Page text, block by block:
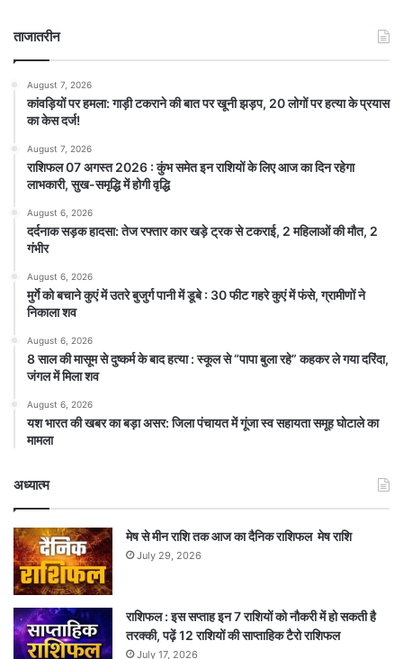
ताजातरीन
August 7, 2026
कांवड़ियों पर हमला: गाड़ी टकराने की बात पर खूनी झड़प, 20 लोगों पर हत्या के प्रयास
का केस दर्ज!
August 7, 2026
राशिफल 07 अगस्त 2026 : कुंभ समेत इन राशियों के लिए आज का दिन रहेगा
लाभकारी, सुख-समृद्धि में होगी वृद्धि
August 6, 2026
दर्दनाक सड़क हादसा: तेज रफ्तार कार खड़े ट्रक से टकराई, 2 महिलाओं की मौत, 2
गंभीर
August 6, 2026
मुर्गे को बचाने कुएं में उतरे बुजुर्ग पानी में डूबे : 30 फीट गहरे कुएं में फंसे, ग्रामीणों ने
निकाला शव
August 6, 2026
8 साल की मासूम से दुष्कर्म के बाद हत्या : स्कूल से “पापा बुला रहे” कहकर ले गया दरिंदा,
जंगल में मिला शव
August 6, 2026
यश भारत की खबर का बड़ा असर: जिला पंचायत में गूंजा स्व सहायता समूह घोटाले का
मामला
अध्यात्म
मेष से मीन राशि तक आज का दैनिक राशिफल मेष राशि
July 29, 2026
राशिफल : इस सप्ताह इन 7 राशियों को नौकरी में हो सकती है
तरक्की, पढ़ें 12 राशियों की साप्ताहिक टैरो राशिफल
July 17, 2026